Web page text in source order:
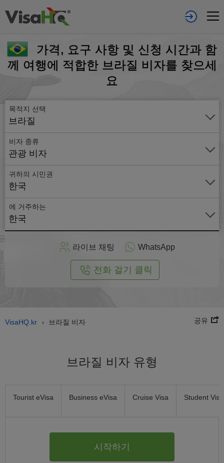
가격, 요구 사항 및 신청 시간과 함
께 여행에 적합한 브라질 비자를 찾으세
요
목적지 선택
브라질
비자 종류
관광 비자
귀하의 시민권
한국
에 거주하는
한국
온
라
인
라이브 채팅 WhatsApp
전화 걸기 클릭
VisaHQ.kr › 브라질 비자 공유
브라질 비자 유형
Tourist eVisa Business eVisa Cruise Visa Student Visa
시작하기